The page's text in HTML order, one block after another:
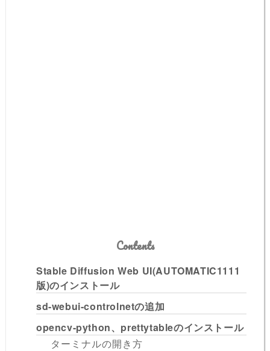
Contents
Stable Diffusion Web UI(AUTOMATIC1111
版)のインストール
sd-webui-controlnetの追加
opencv-python、prettytableのインストール
ターミナルの開き方